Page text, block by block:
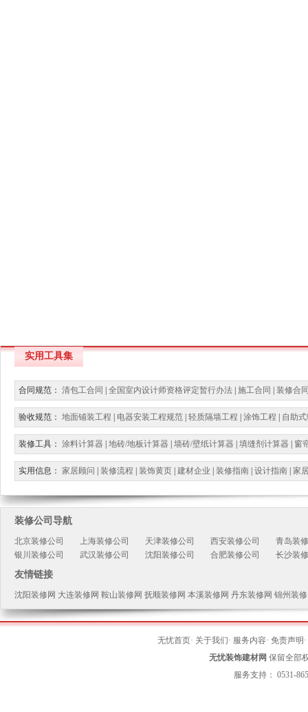
实用工具集
合同规范： 清包工合同 全国室内设计师资格评定暂行办法 施工合同 装修合
验收规范： 地面铺装工程 电器安装工程规范 轻质隔墙工程 涂饰工程 自助
装修工具： 涂料计算器 地砖/地板计算器 墙砖/壁纸计算器 填缝剂计算器 窗
实用信息： 家居顾问 装修流程 装饰黄页 建材企业 装修指南 设计指南 家
装修公司导航
北京装修公司 上海装修公司 天津装修公司 西安装修公司
青岛装
银川装修公司
武汉装修公司 沈阳装修公司 合肥装修公司 长沙装
友情链接
沈阳装修网 大连装修网 鞍山装修网 抚顺装修网 本溪装修网 丹东装修网 锦州装
无忧首页· 关于我们· 服务内容· 免责声明 ·
无忧装饰建材网 保留全部
服务支持： 0531-